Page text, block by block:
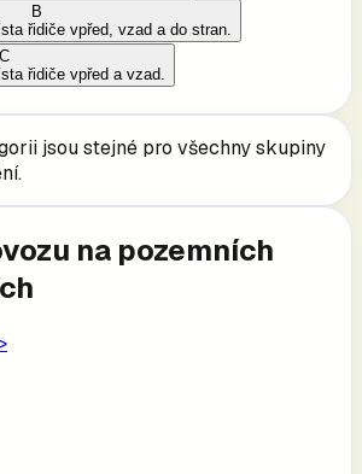
B
řidiče vpřed, vzad a do stran.
C
řidiče vpřed a vzad.
jsou stejné pro všechny skupiny
na pozemních